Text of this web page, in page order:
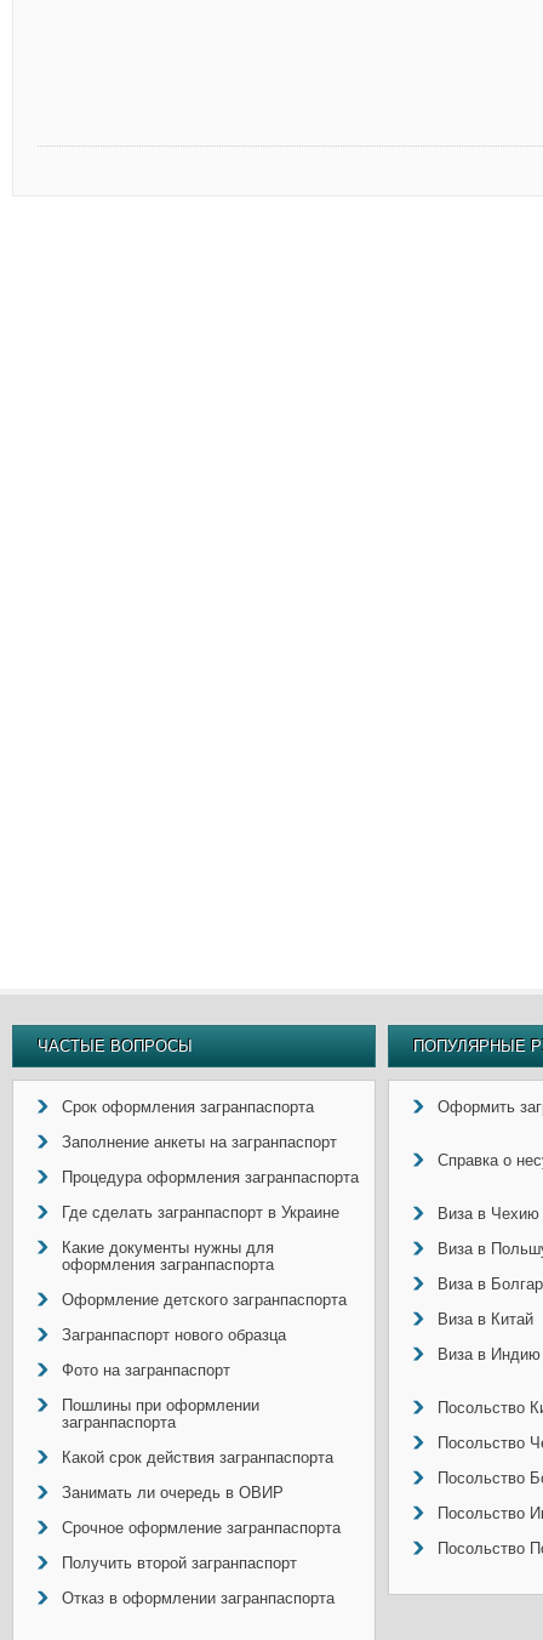
ЧАСТЫЕ ВОПРОСЫ
Срок оформления загранпаспорта
Заполнение анкеты на загранпаспорт
Процедура оформления загранпаспорта
Где сделать загранпаспорт в Украине
Какие документы нужны для
оформления загранпаспорта
Оформление детского загранпаспорта
Загранпаспорт нового образца
Фото на загранпаспорт
Пошлины при оформлении
загранпаспорта
Какой срок действия загранпаспорта
Занимать ли очередь в ОВИР
Срочное оформление загранпаспорта
Получить второй загранпаспорт
Отказ в оформлении загранпаспорта
ПОПУЛЯРНЫЕ
Оформить
Справка о
Виза в Чехию
Виза в
Виза в
Виза в Китай
Виза в Индию
Посольство
Посольство
Посольство
Посольство
Посольство